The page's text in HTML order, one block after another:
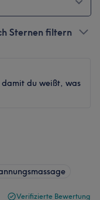
Sternen filtern
damit du weißt, was
Verifizierte Bewertung